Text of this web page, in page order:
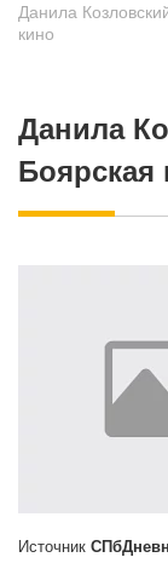
Данила
кино
Данила
Боярская
Источник